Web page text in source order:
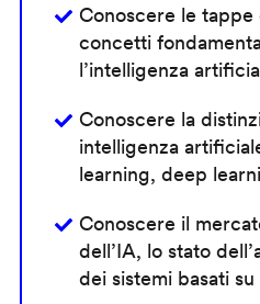
Conoscere le
concetti
l’intelligenza
Conoscere la
intelligenza
learning, deep
Conoscere il
dell’IA, lo stato
dei sistemi basati su